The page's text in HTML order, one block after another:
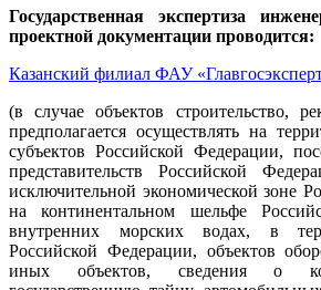
Государственная экспертиза
проектной документации проводится:
Казанский филиал ФАУ
(в случае объектов строительство,
предполагается осуществлять на
субъектов Российской Федерации,
представительств Российской
исключительной экономической зоне
на континентальном шельфе
внутренних морских водах, в
Российской Федерации, объектов
иных объектов, сведения о